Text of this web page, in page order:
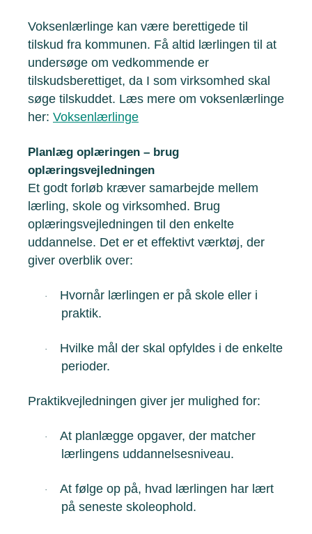
Voksenlærlinge kan være berettigede til
tilskud fra kommunen. Få altid lærlingen til at
undersøge om vedkommende er
tilskudsberettiget, da I som virksomhed skal
søge tilskuddet. Læs mere om voksenlærlinge
her: Voksenlærlinge
Planlæg oplæringen – brug
oplæringsvejledningen
Et godt forløb kræver samarbejde mellem
lærling, skole og virksomhed. Brug
oplæringsvejledningen til den enkelte
uddannelse. Det er et effektivt værktøj, der
giver overblik over:
·
Hvornår lærlingen er på skole eller i
praktik.
·
Hvilke mål der skal opfyldes i de enkelte
perioder.
Praktikvejledningen giver jer mulighed for:
·
At planlægge opgaver, der matcher
lærlingens uddannelsesniveau.
·
At følge op på, hvad lærlingen har lært
på seneste skoleophold.